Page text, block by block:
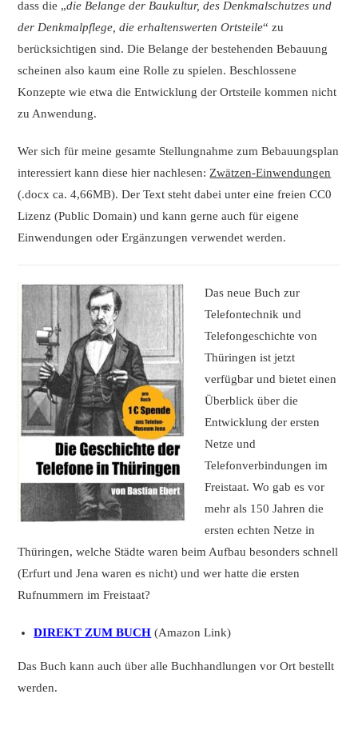
dass die „die Belange der Baukultur, des Denkmalschutzes und
der Denkmalpflege, die erhaltenswerten Ortsteile“ zu
berücksichtigen sind. Die Belange der bestehenden Bebauung
scheinen also kaum eine Rolle zu spielen. Beschlossene
Konzepte wie etwa die Entwicklung der Ortsteile kommen nicht
zu Anwendung.
Wer sich für meine gesamte Stellungnahme zum Bebauungsplan
interessiert kann diese hier nachlesen:Zwätzen-Einwendungen
(.docx ca. 4,66MB). Der Text steht dabei unter eine freien CC0
Lizenz (Public Domain) und kann gerne auch für eigene
Einwendungen oder Ergänzungen verwendet werden.
Das neue Buch zur
Telefontechnik und
Telefongeschichte von
Thüringen ist jetzt
verfügbar und bietet einen
Überblick über die
Entwicklung der ersten
Netze und
Telefonverbindungen im
Freistaat. Wo gab es vor
mehr als 150 Jahren die
ersten echten Netze in
Thüringen, welche Städte waren beim Aufbau besonders schnell
(Erfurt und Jena waren es nicht) und wer hatte die ersten
Rufnummern im Freistaat?
DIREKT ZUM BUCH (Amazon Link)
Das Buch kann auch über alle Buchhandlungen vor Ort bestellt
werden.